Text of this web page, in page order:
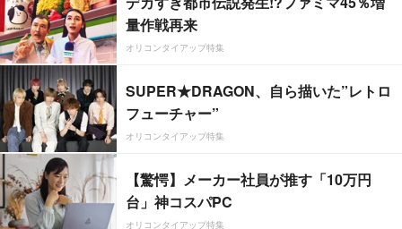
量作戦再来
オリコンタイアップ特集
SUPER★DRAGON、自ら描いた”レトロ
フューチャー”
オリコンタイアップ特集
【驚愕】メーカー社員が推す「10万円
台」神コスパPC
オリコンタイアップ特集